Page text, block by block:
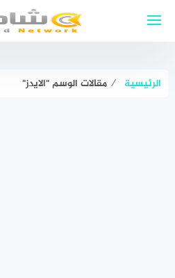
الرئيسية ⁄ مقالات الوسم "الايدز"